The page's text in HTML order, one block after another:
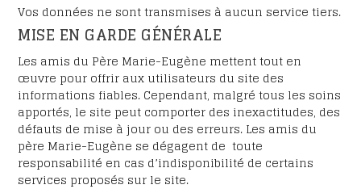
Vos données ne sont transmises à aucun service tiers.
MISE EN GARDE GÉNÉRALE
Les amis du Père Marie-Eugène mettent tout en
œuvre pour offrir aux utilisateurs du site des
informations fiables. Cependant, malgré tous les soins
apportés, le site peut comporter des inexactitudes, des
défauts de mise à jour ou des erreurs. Les amis du
père Marie-Eugène se dégagent de toute
responsabilité en cas d’indisponibilité de certains
services proposés sur le site.